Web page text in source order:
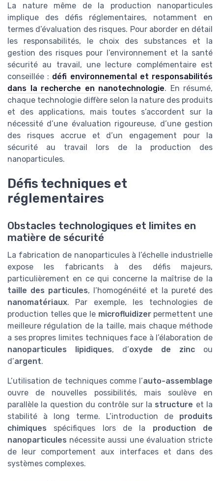
La nature même de la production nanoparticules
implique des défis réglementaires, notamment en
termes d’évaluation des risques. Pour aborder en détail
les responsabilités, le choix des substances et la
gestion des risques pour l’environnement et la santé
sécurité au travail, une lecture complémentaire est
conseillée : défi environnemental et responsabilités
dans la recherche en nanotechnologie. En résumé,
chaque technologie diffère selon la nature des produits
et des applications, mais toutes s’accordent sur la
nécessité d’une évaluation rigoureuse, d’une gestion
des risques accrue et d’un engagement pour la
sécurité au travail lors de la production des
nanoparticules.
Défis techniques et
réglementaires
Obstacles technologiques et limites en
matière de sécurité
La fabrication de nanoparticules à l’échelle industrielle
expose les fabricants à des défis majeurs,
particulièrement en ce qui concerne la maîtrise de la
taille des particules, l’homogénéité et la pureté des
nanomatériaux. Par exemple, les technologies de
production telles que le microfluidizerpermettent une
meilleure régulation de la taille, mais chaque méthode
a ses propres limites techniques face à l’élaboration de
nanoparticules lipidiques, d’oxyde de zinc ou
d’argent.
L’utilisation de techniques comme l’auto-assemblage
ouvre de nouvelles possibilités, mais soulève en
parallèle la question du contrôle sur la structure et la
stabilité à long terme. L’introduction de produits
chimiques spécifiques lors de la production de
nanoparticules nécessite aussi une évaluation stricte
de leur comportement aux interfaces et dans des
systèmes complexes.